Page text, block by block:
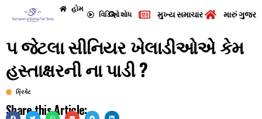
હોમ
વિડિઓશોધ મુખ્ય સમાચાર મારું
૫ જેટલા સીનિયર ખેલાડીઓએ કેમ
હસ્તાક્ષરની ના પાડી ?
ક્રિકેટ
Share this Article: